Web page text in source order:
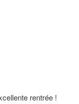
rentrée !